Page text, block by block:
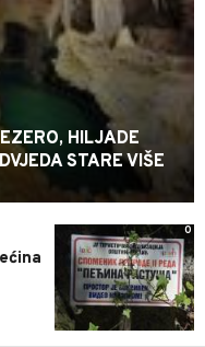
HILJADE
STARE VIŠE
0